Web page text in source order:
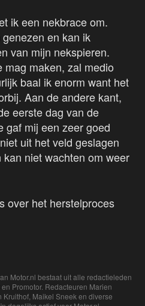
ik een nekbrace om.
en kan ik
van mijn nekspieren.
mag maken, zal medio
baal ik enorm want het
Aan de andere kant,
eerste dag van de
gaf mij een zeer goed
uit het veld geslagen
niet wachten om weer
over het herstelproces
Motor.nl bestaat uit alle redactieleden
Promotor. Redacteuren Marien
Kruithof, Maikel Sneek en diverse